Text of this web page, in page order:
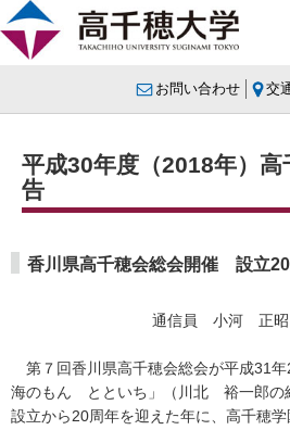
お問い合わせ 交
平成30年度（2018年）高
告
香川県高千穂会総会開催 設立
通信員 小河 正昭
第７回香川県高千穂会総会が平成31
海のもん とといち」（川北 裕一郎の
設立から20周年を迎えた年に、高千穂